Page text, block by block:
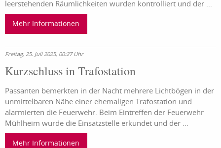
leerstehenden Räumlichkeiten wurden kontrolliert und der ...
Mehr Informationen
Freitag, 25. Juli 2025, 00:27 Uhr
Kurzschluss in Trafostation
Passanten bemerkten in der Nacht mehrere Lichtbögen in der
unmittelbaren Nähe einer ehemaligen Trafostation und
alarmierten die Feuerwehr. Beim Eintreffen der Feuerwehr
Mühlheim wurde die Einsatzstelle erkundet und der ...
Mehr Informationen